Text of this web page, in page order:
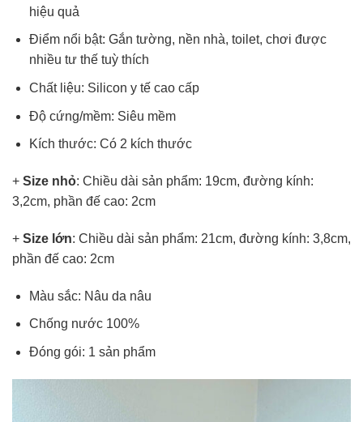
hiệu quả
Điểm nổi bật: Gắn tường, nền nhà, toilet, chơi được
nhiều tư thế tuỳ thích
Chất liệu: Silicon y tế cao cấp
Độ cứng/mềm: Siêu mềm
Kích thước: Có 2 kích thước
+ Size nhỏ: Chiều dài sản phẩm: 19cm, đường kính:
3,2cm, phần đế cao: 2cm
+ Size lớn: Chiều dài sản phẩm: 21cm, đường kính: 3,8cm,
phần đế cao: 2cm
Màu sắc: Nâu da nâu
Chống nước 100%
Đóng gói: 1 sản phẩm